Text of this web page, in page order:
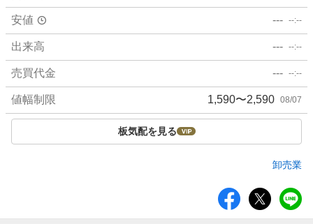
安値 --- --:--
出来高 --- --:--
売買代金 --- --:--
値幅制限 1,590〜2,590 08/07
板気配を見る
卸売業
ア